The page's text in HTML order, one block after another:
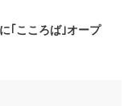
｢こころば｣オープ